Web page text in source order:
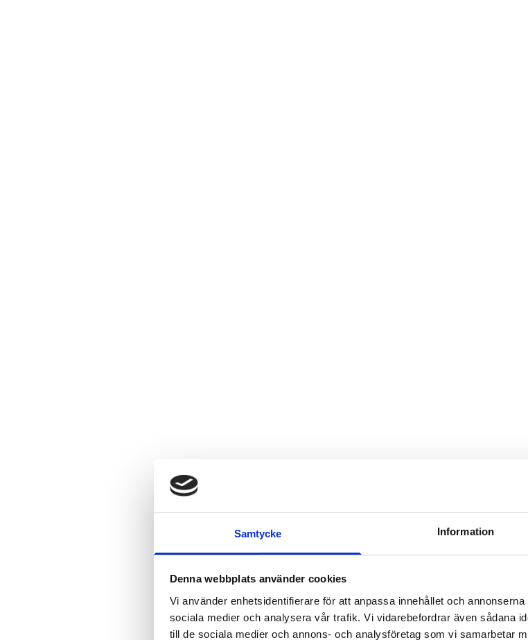
Samtycke Information
Denna webbplats använder cookies
Vi använder enhetsidentifierare för att anpassa innehållet och
sociala medier och analysera vår trafik. Vi vidarebefordrar även sådana
till de sociala medier och annons- och analysföretag som vi samarbetar